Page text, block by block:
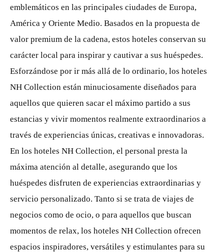
emblemáticos en las principales ciudades de Europa,
América y Oriente Medio. Basados en la propuesta de
valor premium de la cadena, estos hoteles conservan su
carácter local para inspirar y cautivar a sus huéspedes.
Esforzándose por ir más allá de lo ordinario, los hoteles
NH Collection están minuciosamente diseñados para
aquellos que quieren sacar el máximo partido a sus
estancias y vivir momentos realmente extraordinarios a
través de experiencias únicas, creativas e innovadoras.
En los hoteles NH Collection, el personal presta la
máxima atención al detalle, asegurando que los
huéspedes disfruten de experiencias extraordinarias y
servicio personalizado. Tanto si se trata de viajes de
negocios como de ocio, o para aquellos que buscan
momentos de relax, los hoteles NH Collection ofrecen
espacios inspiradores, versátiles y estimulantes para su